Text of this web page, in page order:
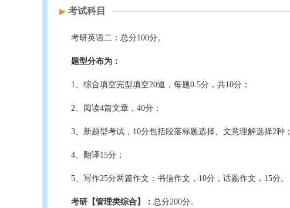
考试科目
考研英语二：总分100分。
题型分布为：
1、综合填空完型填空20道，每题0.5分，共10分；
2、阅读4篇文章，40分；
3、新题型考试，10分包括段落标题选择、文意理解选择2种；
4、翻译15分；
5、写作25分两篇作文：书信作文，10分，话题作文，15分。
考研【管理类综合】： 总分200分。